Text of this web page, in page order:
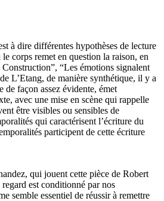
à dire différentes hypothèses de lecture
corps remet en question la raison, en
“Les émotions signalent
L’Etang, de manière synthétique, il y a
de façon assez évidente, émet
avec une mise en scène qui rappelle
être visibles ou sensibles de
qui caractérisent l’écriture du
participent de cette écriture
qui jouent cette pièce de Robert
est conditionné par nos
semble essentiel de réussir à remettre